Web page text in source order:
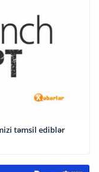
təmsil ediblər